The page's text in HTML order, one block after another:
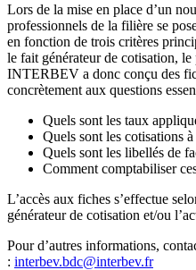
Lors de la mise en place d’un
professionnels de la filière se
en fonction de trois critères
le fait générateur de cotisation,
INTERBEV a donc conçu des
concrètement aux questions
Quels sont les taux
Quels sont les cotisations
Quels sont les libellés de
Comment comptabiliser
L’accès aux fiches s’effectue
générateur de cotisation et/ou
Pour d’autres informations,
: interbev.bdc@interbev.fr